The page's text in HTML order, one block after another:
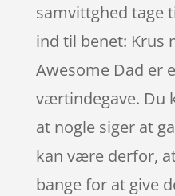
samvittghed tage
ind til benet: Krus
Awesome Dad er
værtindegave. Du
at nogle siger at
kan være derfor,
bange for at give